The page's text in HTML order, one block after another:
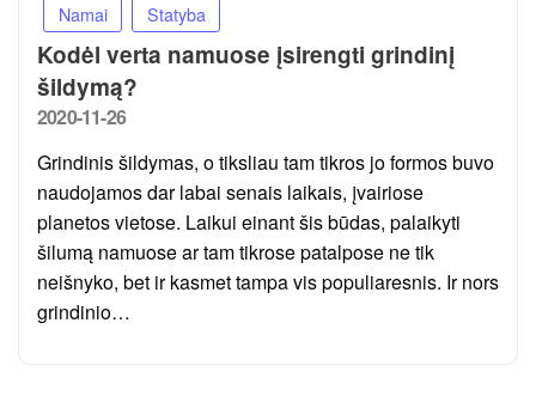
Namai Statyba
Kodėl verta namuose įsirengti grindinį
šildymą?
Posted
2020-11-26
Grindinis šildymas, o tiksliau tam tikros jo formos buvo
naudojamos dar labai senais laikais, įvairiose
planetos vietose. Laikui einant šis būdas, palaikyti
šilumą namuose ar tam tikrose patalpose ne tik
neišnyko, bet ir kasmet tampa vis populiaresnis. Ir nors
grindinio…